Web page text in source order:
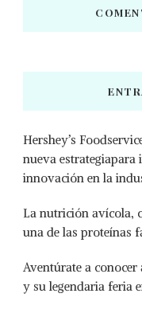
Hershey’s
nueva
innovación en la
La nutrición avícola,
una de las proteínas
Aventúrate a conocer
y su legendaria feria